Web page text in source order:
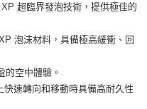
結帳。
，將跳轉至「AFTEE先享後付」
可完成結帳。
訊。
訊中的連結，可透過四大超商／
費
運費
超臨界發泡技術，提供極佳的
泡沫材料，具備極高緩衝、回
的空中體驗。
速轉向和移動時具備高耐久性